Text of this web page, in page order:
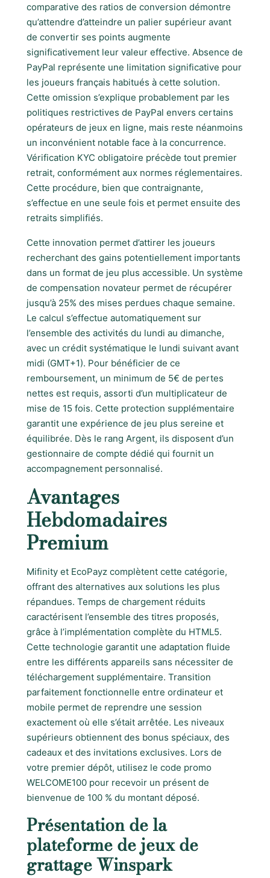
comparative des ratios de conversion démontre
qu’attendre d’atteindre un palier supérieur avant
de convertir ses points augmente
significativement leur valeur effective. Absence de
PayPal représente une limitation significative pour
les joueurs français habitués à cette solution.
Cette omission s’explique probablement par les
politiques restrictives de PayPal envers certains
opérateurs de jeux en ligne, mais reste néanmoins
un inconvénient notable face à la concurrence.
Vérification KYC obligatoire précède tout premier
retrait, conformément aux normes réglementaires.
Cette procédure, bien que contraignante,
s’effectue en une seule fois et permet ensuite des
retraits simplifiés.
Cette innovation permet d’attirer les joueurs
recherchant des gains potentiellement importants
dans un format de jeu plus accessible. Un système
de compensation novateur permet de récupérer
jusqu’à 25% des mises perdues chaque semaine.
Le calcul s’effectue automatiquement sur
l’ensemble des activités du lundi au dimanche,
avec un crédit systématique le lundi suivant avant
midi (GMT+1). Pour bénéficier de ce
remboursement, un minimum de 5€ de pertes
nettes est requis, assorti d’un multiplicateur de
mise de 15 fois. Cette protection supplémentaire
garantit une expérience de jeu plus sereine et
équilibrée. Dès le rang Argent, ils disposent d’un
gestionnaire de compte dédié qui fournit un
accompagnement personnalisé.
Avantages
Hebdomadaires
Premium
Mifinity et EcoPayz complètent cette catégorie,
offrant des alternatives aux solutions les plus
répandues. Temps de chargement réduits
caractérisent l’ensemble des titres proposés,
grâce à l’implémentation complète du HTML5.
Cette technologie garantit une adaptation fluide
entre les différents appareils sans nécessiter de
téléchargement supplémentaire. Transition
parfaitement fonctionnelle entre ordinateur et
mobile permet de reprendre une session
exactement où elle s’était arrêtée. Les niveaux
supérieurs obtiennent des bonus spéciaux, des
cadeaux et des invitations exclusives. Lors de
votre premier dépôt, utilisez le code promo
WELCOME100 pour recevoir un présent de
bienvenue de 100 % du montant déposé.
Présentation de la
plateforme de jeux de
grattage Winspark